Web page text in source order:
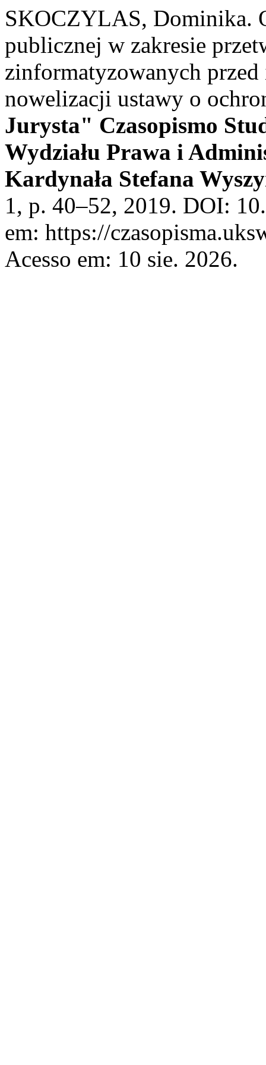
SKOCZYLAS, Dominika.
publicznej w zakresie
zinformatyzowanych
nowelizacji ustawy o
Jurysta" Czasopismo
Wydziału Prawa i
Kardynała Stefana
1, p. 40–52, 2019. DOI:
em: https://
Acesso em: 10 sie. 2026.